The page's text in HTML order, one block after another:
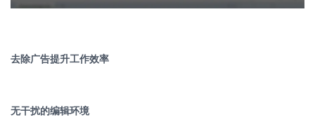
去除广告提升工作效率
无干扰的编辑环境